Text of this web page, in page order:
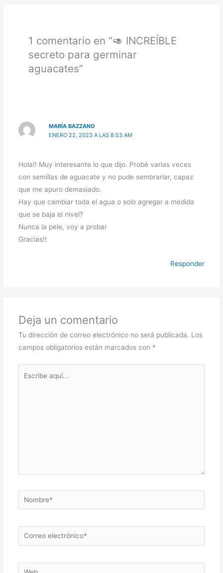
1 comentario en “🥑 INCREÍBLE
secreto para germinar
aguacates”
MARÍA BAZZANO
ENERO 22, 2023 A LAS 8:53 AM
Hola!! Muy interesante lo que dijo. Probé varias veces
con semillas de aguacate y no pude sembrarlar, capaz
que me apuro demasiado.
Hay que cambiar toda el agua o solo agregar a medida
que se baja el nivel?
Nunca la pele, voy a probar
Gracias!!
Responder
Deja un comentario
Tu dirección de correo electrónico no será publicada. Los
campos obligatorios están marcados con *
Nombre*
Correo
electrónico*
Web